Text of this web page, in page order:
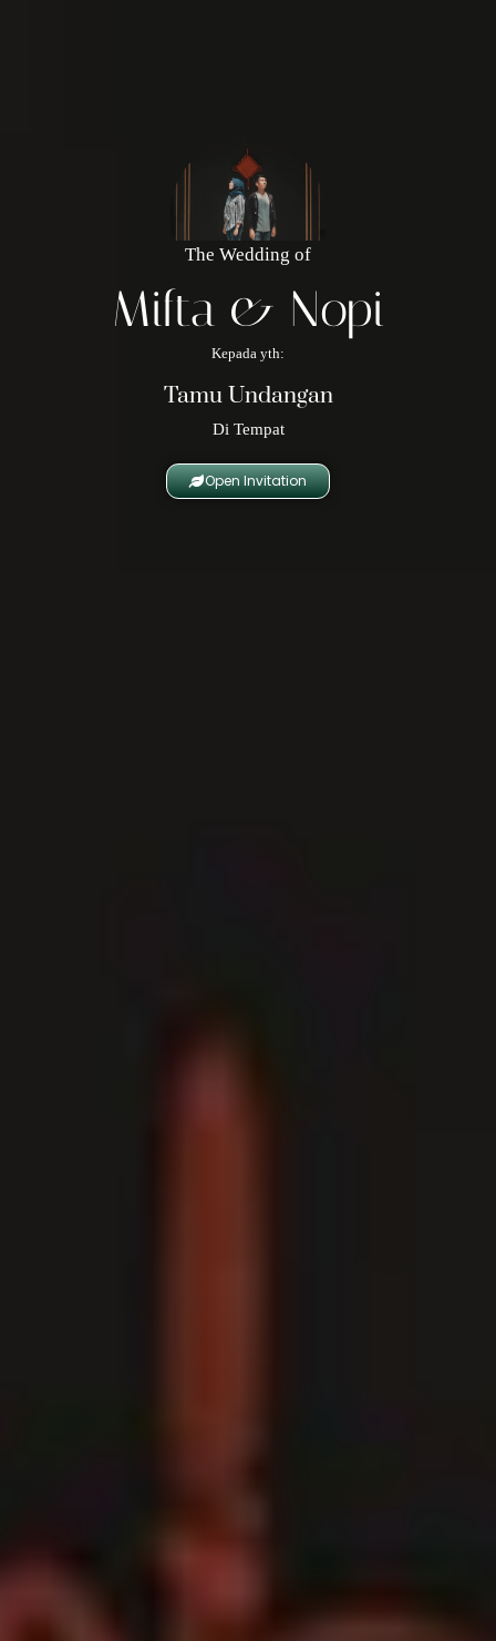
The Wedding of
Mifta & Nopi
Kepada yth:
Tamu Undangan
Di Tempat
Open Invitation